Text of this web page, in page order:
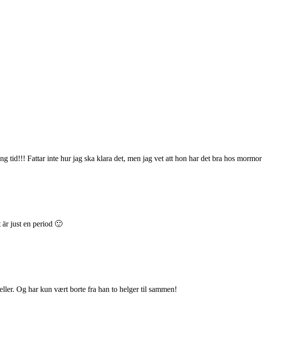
tid!!! Fattar inte hur jag ska klara det, men jag vet att hon har det bra hos mormor
just en period 🙂
Og har kun vært borte fra han to helger til sammen!